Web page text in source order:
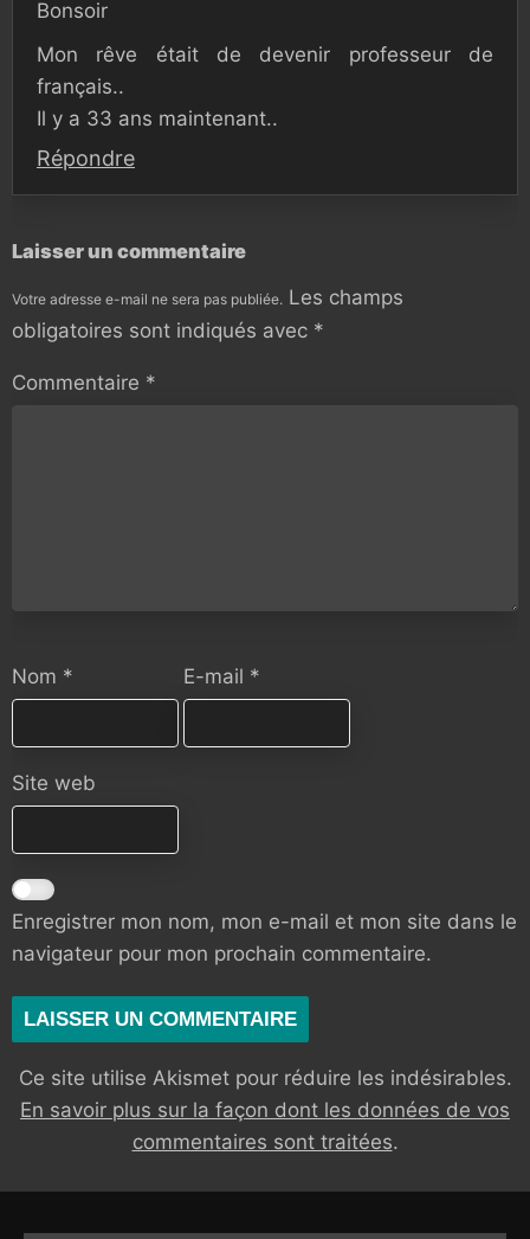
Bonsoir
Mon rêve était de devenir professeur de
français..
Il y a 33 ans maintenant..
Répondre
Laisser un commentaire
Votre adresse e-mail ne sera pas publiée. Les champs
obligatoires sont indiqués avec *
Commentaire *
Nom * E-mail *
Site web
Enregistrer mon nom, mon e-mail et mon site dans le
navigateur pour mon prochain commentaire.
Ce site utilise Akismet pour réduire les indésirables.
En savoir plus sur la façon dont les données de vos
commentaires sont traitées.